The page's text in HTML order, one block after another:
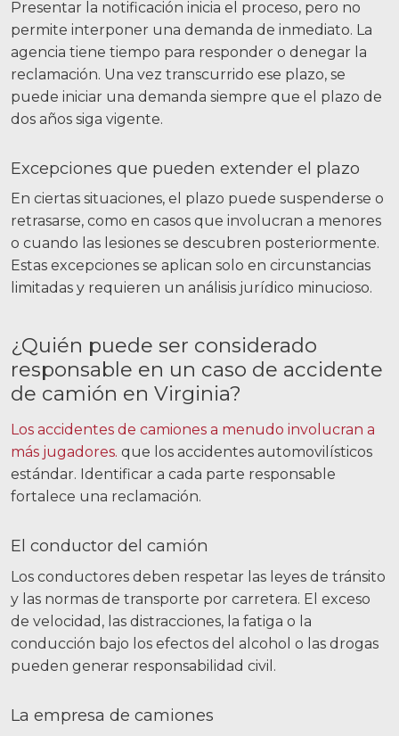
Presentar la notificación inicia el proceso, pero no
permite interponer una demanda de inmediato. La
agencia tiene tiempo para responder o denegar la
reclamación. Una vez transcurrido ese plazo, se
puede iniciar una demanda siempre que el plazo de
dos años siga vigente.
Excepciones que pueden extender el plazo
En ciertas situaciones, el plazo puede suspenderse o
retrasarse, como en casos que involucran a menores
o cuando las lesiones se descubren posteriormente.
Estas excepciones se aplican solo en circunstancias
limitadas y requieren un análisis jurídico minucioso.
¿Quién puede ser considerado
responsable en un caso de accidente
de camión en Virginia?
Los accidentes de camiones a menudo involucran a
más jugadores. que los accidentes automovilísticos
estándar. Identificar a cada parte responsable
fortalece una reclamación.
El conductor del camión
Los conductores deben respetar las leyes de tránsito
y las normas de transporte por carretera. El exceso
de velocidad, las distracciones, la fatiga o la
conducción bajo los efectos del alcohol o las drogas
pueden generar responsabilidad civil.
La empresa de camiones